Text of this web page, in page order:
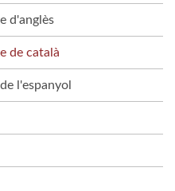
d'anglès
de català
l'espanyol